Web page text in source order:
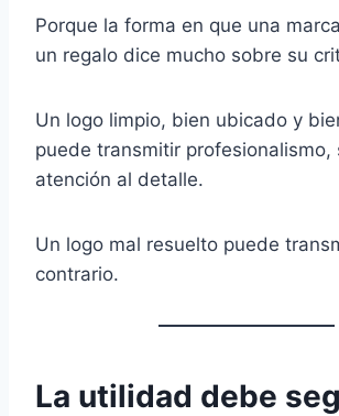
Porque la forma en que una
un regalo dice mucho sobre su
Un logo limpio, bien ubicado y
puede transmitir profesionalismo,
atención al detalle.
Un logo mal resuelto puede
contrario.
La utilidad debe